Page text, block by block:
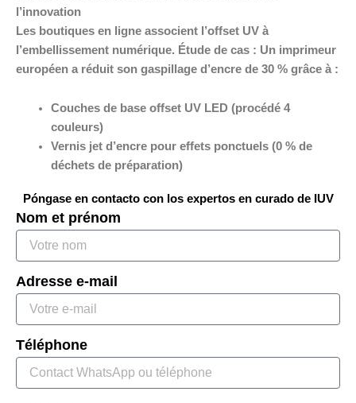
l’innovation
Les boutiques en ligne associent l’offset UV à
l’embellissement numérique. Étude de cas : Un imprimeur
européen a réduit son gaspillage d’encre de 30 % grâce à :
Couches de base offset UV LED(procédé 4
couleurs)
Vernis jet d’encre pour effets ponctuels(0 % de
déchets de préparation)
Póngase en contacto con los expertos en curado de IUV
Nom et prénom
Adresse e-mail
Téléphone